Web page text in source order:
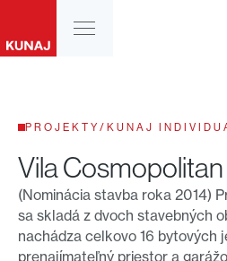
PROJEKTY / KUNAJ
Vila Cosmopolitan
(Nominácia stavba roka 2014)
sa skladá z dvoch stavebných
nachádza celkovo 16 bytových
prenajímateľný priestor a